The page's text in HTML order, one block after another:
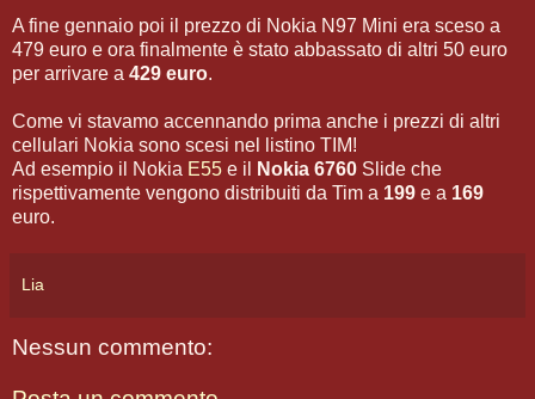
A fine gennaio poi il prezzo di Nokia N97 Mini era sceso a
479 euro e ora finalmente è stato abbassato di altri 50 euro
per arrivare a 429 euro.
Come vi stavamo accennando prima anche i prezzi di altri
cellulari Nokia sono scesi nel listino TIM!
Ad esempio il Nokia E55 e il Nokia 6760 Slide che
rispettivamente vengono distribuiti da Tim a 199 e a 169
euro.
Lia
Nessun commento: